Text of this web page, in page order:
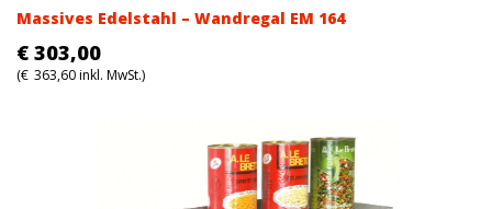
Massives Edelstahl – Wandregal EM 164
€ 303,00
(€ 363,60inkl. MwSt.)